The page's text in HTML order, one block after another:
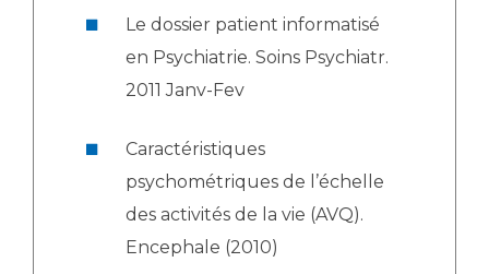
Le dossier patient informatisé
en Psychiatrie. Soins Psychiatr.
2011 Janv-Fev
Caractéristiques
psychométriques de l’échelle
des activités de la vie (AVQ).
Encephale (2010)